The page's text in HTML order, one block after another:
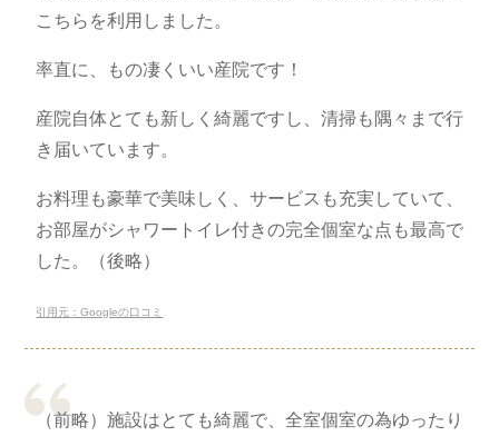
こちらを利用しました。
率直に、もの凄くいい産院です！
産院自体とても新しく綺麗ですし、清掃も隅々まで行
き届いています。
お料理も豪華で美味しく、サービスも充実していて、
お部屋がシャワートイレ付きの完全個室な点も最高で
した。（後略）
引用元：Googleの口コミ
（前略）施設はとても綺麗で、全室個室の為ゆったり